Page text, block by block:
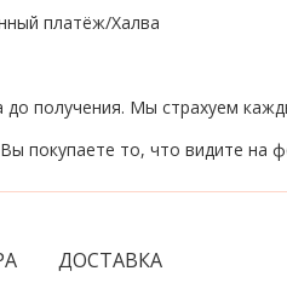
платёж/Халва
до получения. Мы страхуем
покупаете то, что видите на
ДОСТАВКА